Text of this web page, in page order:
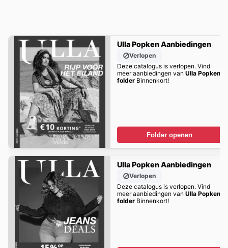
Ulla Popken Aanbiedingen
Verlopen
Deze catalogus is verlopen. Vind
meer aanbiedingen van Ulla Popken
folderBinnenkort!
Folder openen
Ulla Popken Aanbiedingen
Verlopen
Deze catalogus is verlopen. Vind
meer aanbiedingen van Ulla Popken
folderBinnenkort!